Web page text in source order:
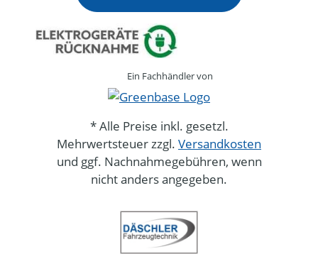
Ein Fachhändler von
* Alle Preise inkl. gesetzl.
Mehrwertsteuer zzgl. Versandkosten
und ggf. Nachnahmegebühren, wenn
nicht anders angegeben.